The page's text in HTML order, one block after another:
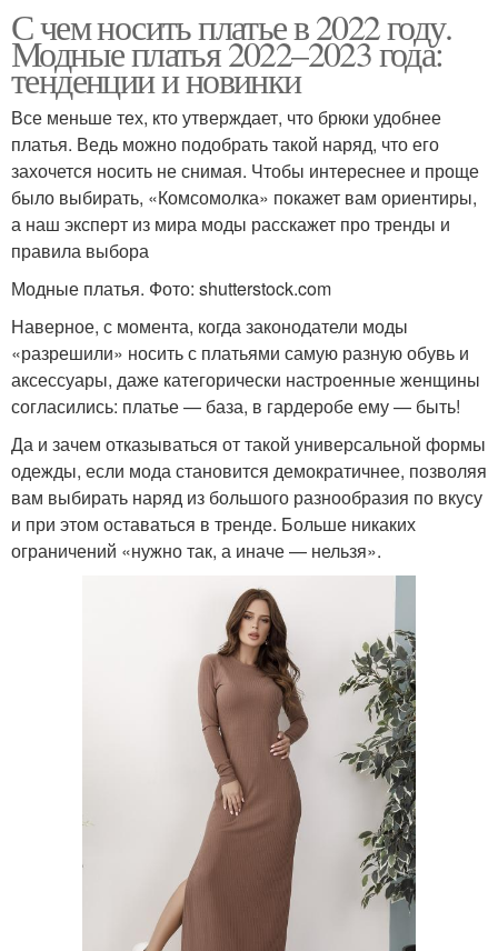
С чем носить платье в 2022 году.
Модные платья 2022–2023 года:
тенденции и новинки
Все меньше тех, кто утверждает, что брюки удобнее
платья. Ведь можно подобрать такой наряд, что его
захочется носить не снимая. Чтобы интереснее и проще
было выбирать, «Комсомолка» покажет вам ориентиры,
а наш эксперт из мира моды расскажет про тренды и
правила выбора
Модные платья. Фото: shutterstock.com
Наверное, с момента, когда законодатели моды
«разрешили» носить с платьями самую разную обувь и
аксессуары, даже категорически настроенные женщины
согласились: платье — база, в гардеробе ему — быть!
Да и зачем отказываться от такой универсальной формы
одежды, если мода становится демократичнее, позволяя
вам выбирать наряд из большого разнообразия по вкусу
и при этом оставаться в тренде. Больше никаких
ограничений «нужно так, а иначе — нельзя».